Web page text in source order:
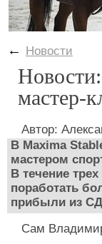
← Новости
мастер-
Автор:
В Maxima
мастером
В течение
поработать
прибыли из
Сам